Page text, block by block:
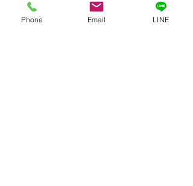
Phone Email LINE